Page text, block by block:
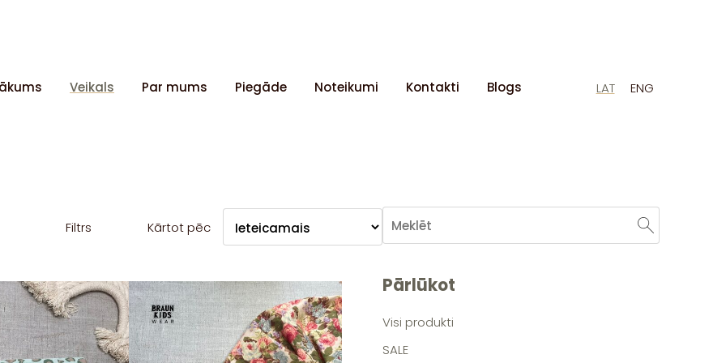
Veikals Par mums Piegāde Noteikumi Kontakti Blogs LAT ENG
Pārlūkot
Visi produkti
SALE
Filtrs Kārtot pēc